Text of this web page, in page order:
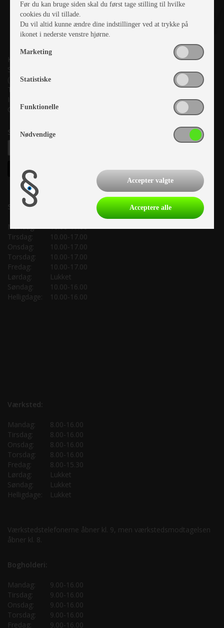
Kronjyllands Camping Center A/S
Suderholmen 10, 8960 Randers SØ
(Lige ud til Grenåvej)
Tlf. +45 87 10 98 70
Info@as-kcc.dk
CVR: 33 38 77 33
Samtykke til nyhedsbrev
Salgsafdeling:
Mandag:
Tirsdag:
10.00-17.00
Onsdag:
10.00-17.00
Torsdag:
10.00-17.00
Fredag:
10.00-17.00
Lørdag:
Lukket
Søndag:
10.00-16.00
Helligdage:
10.00-16.00
Værksted:
Mandag:
8.00-16.00
Tirsdag:
8.00-16.00
Onsdag:
8.00-16.00
Torsdag:
8.00-16.00
Fredag:
8.00-15.30
Lørdag:
Lukket
Søndag:
Lukket
Helligdage:
Lukket
Værkstedstelefonerne åbner kl. 9, men værkstedsmodtagelsen
åbner kl. 8.
Bogholderi:
Mandag:
9.00-16.00
Tirsdag:
9.00-16.00
Onsdag:
9.00-16.00
Torsdag:
9.00-16.00
Fredag:
9.00-16.00
Før du kan bruge siden skal du først tage stilling til hvilke
cookies du vil tillade.
Du vil altid kunne ændre dine indstillinger ved at trykke på
ikonet i nederste venstre hjørne.
Marketing
Statistiske
Funktionelle
Nødvendige
Accepter valgte
Acceptere alle